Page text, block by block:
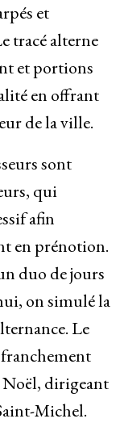
et
tracé alterne
et portions
en offrant
de la ville.
sont
qui
afin
en prénotion.
duo de jours
on simulé la
Le
Noël, dirigeant
Michel.